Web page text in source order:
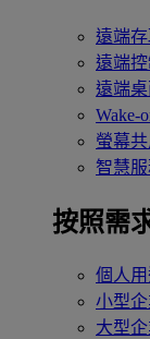
遠端
遠端控
遠端
Wake-
螢幕共
智慧
按照需
個人
小型
大型